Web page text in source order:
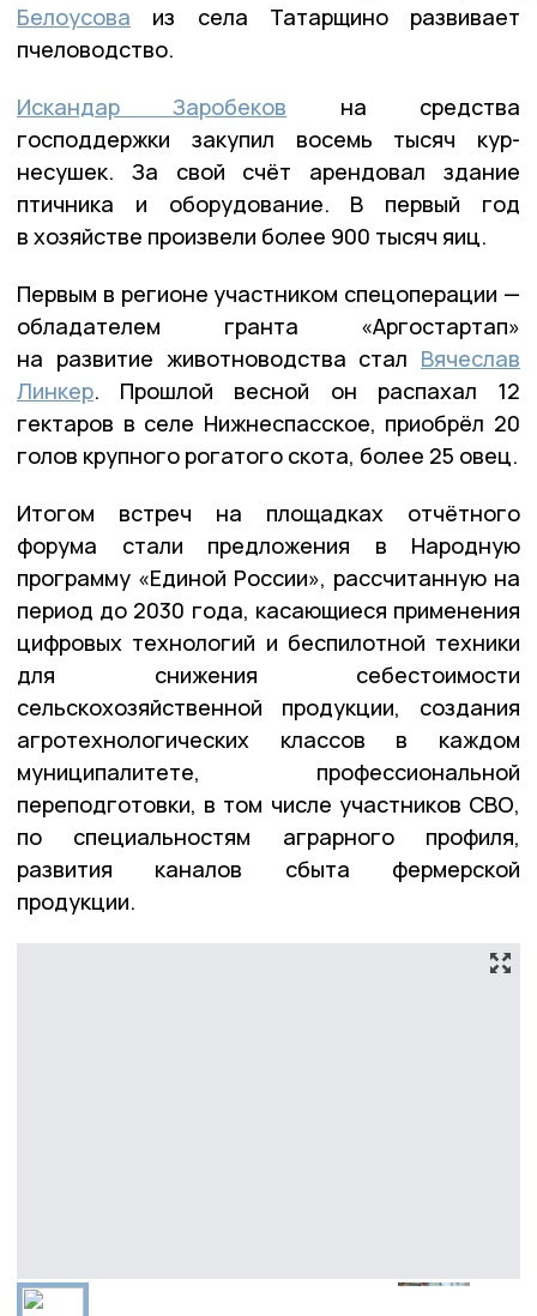
Белоусова из села Татарщино развивает
пчеловодство.
Искандар Заробеков на средства
господдержки закупил восемь тысяч кур-
несушек. За свой счёт арендовал здание
птичника и оборудование. В первый год
в хозяйстве произвели более 900 тысяч яиц.
Первым в регионе участником спецоперации —
обладателем гранта «Аргостартап»
на развитие животноводства стал Вячеслав
Линкер. Прошлой весной он распахал 12
гектаров в селе Нижнеспасское, приобрёл 20
голов крупного рогатого скота, более 25 овец.
Итогом встреч на площадках отчётного
форума стали предложения в Народную
программу «Единой России», рассчитанную на
период до 2030 года, касающиеся применения
цифровых технологий и беспилотной техники
для снижения себестоимости
сельскохозяйственной продукции, создания
агротехнологических классов в каждом
муниципалитете, профессиональной
переподготовки, в том числе участников СВО,
по специальностям аграрного профиля,
развития каналов сбыта фермерской
продукции.